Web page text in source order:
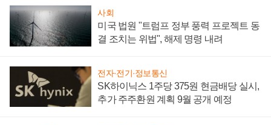
사회
미국 법원 "트럼프 정부 풍력 프로젝트 동
결 조치는 위법", 해제 명령 내려
전자·전기·정보통신
SK하이닉스 1주당 375원 현금배당 실시,
추가 주주환원 계획 9월 공개 예정